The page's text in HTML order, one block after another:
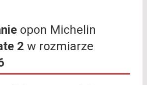
opon Michelin
2 w rozmiarze